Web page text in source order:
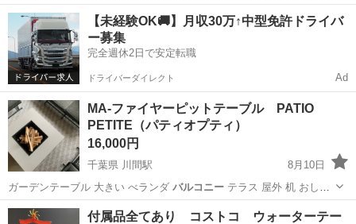
脚をご希望…
神奈川 横浜市 鶴ヶ峰駅 椅子
【未経験OK🚚】月収30万↑中型免許ドライバ
ー募集
完全週休2日で安定転職
ドライバーダイレクト Ad
MA-ファイヤーピットテーブル PATIO
PETITE（パティオプティ）
16,000円
千葉県 川間駅
8月10日
ガーデンテーブル 大きい べランダ バルコニーテラス 屋外 机 おしゃ
れ千葉 野田市 川間駅 テーブル
付属品全てあり コストコ ウォーターテー